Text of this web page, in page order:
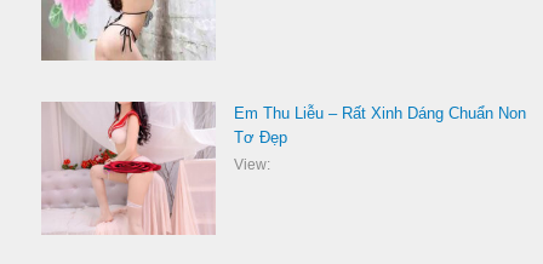
Em Thu Liễu – Rất Xinh Dáng Chuẩn Non
Tơ Đẹp
View: